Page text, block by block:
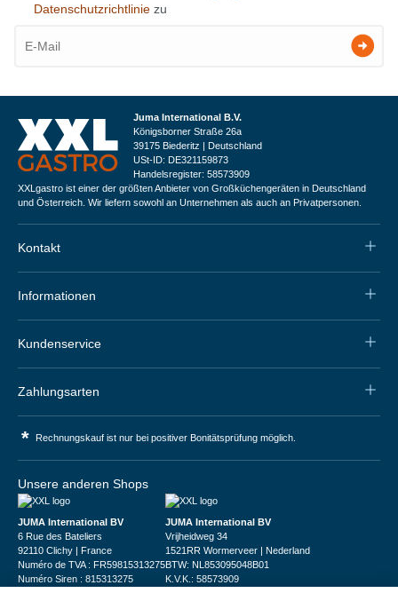
Datenschutzrichtlinie zu
Juma International B.V.
Königsborner Straße 26a
39175 Biederitz | Deutschland
USt-ID: DE321159873
Handelsregister: 58573909
XXLgastro ist einer der größten Anbieter von Großküchengeräten in Deutschland
und Österreich. Wir liefern sowohl an Unternehmen als auch an Privatpersonen.
Kontakt
Informationen
Kundenservice
Zahlungsarten
* Rechnungskauf ist nur bei positiver Bonitätsprüfung möglich.
Unsere anderen Shops
JUMA International BV
6 Rue des Bateliers
92110 Clichy | France
Numéro de TVA : FR59815313275
Numéro Siren : 815313275
JUMA International BV
Vrijheidweg 34
1521RR Wormerveer | Nederland
BTW: NL853095048B01
K.V.K.: 58573909